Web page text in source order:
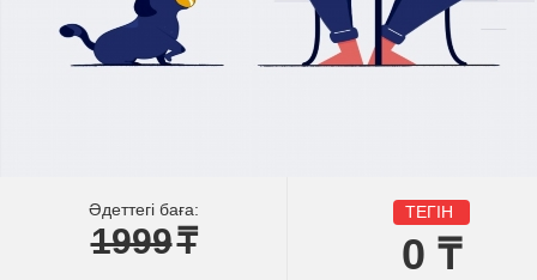
Әдеттегі баға:
1999₸
ТЕГІН
0 ₸